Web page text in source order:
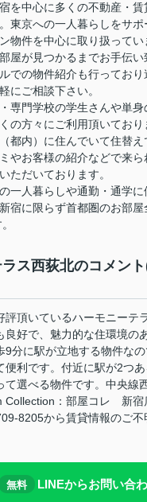
を中心に多くの不動産・
東京への一人暮らしをサ
物件を中心に取り扱ってい
屋が見つかるまでお手伝い
での物件紹介も行ってお
にご相談下さい。
専門学校の学生さんや単
の方々にご利用頂いており
都内）に住んでいて住替え
やお客様の紹介などで来
ただいております。
一人暮らしや通勤・通学
宿に限らず首都圏のお部
ス西荻北のコメン
評頂いているハーモニーテ
良好で、魅力的な住環境の
9分に駅が立地する物件な
便利です。付近に駅が2つ
て選べる物件です。中央線
Collection：部屋コレ 新宿
8205から賃貸情報のご
無料 LINEからお問い合